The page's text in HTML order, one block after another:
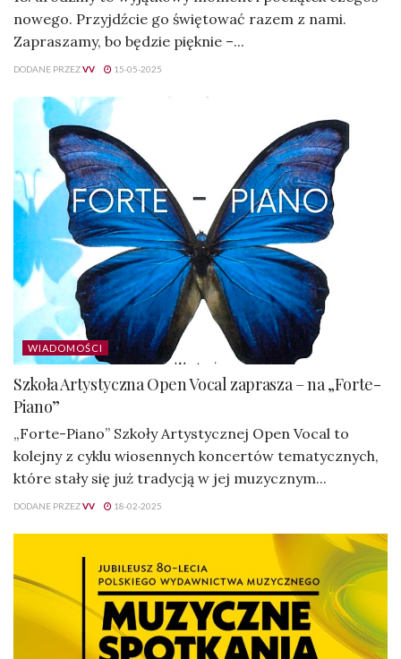
nowego. Przyjdźcie go świętować razem z nami.
Zapraszamy, bo będzie pięknie –...
DODANE PRZEZVV 15-05-2025
WIADOMOŚCI
Szkoła Artystyczna Open Vocal zaprasza – na „Forte-
Piano”
„Forte-Piano” Szkoły Artystycznej Open Vocal to
kolejny z cyklu wiosennych koncertów tematycznych,
które stały się już tradycją w jej muzycznym...
DODANE PRZEZVV 18-02-2025